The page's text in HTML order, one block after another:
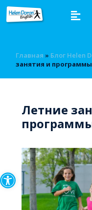
Открыть
Главная » Блог Helen
занятия и программы
Летние